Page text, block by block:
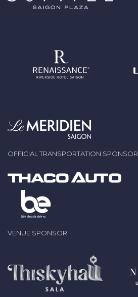
OFFICIAL TRANSPORTATION SPONSOR
VENUE SPONSOR